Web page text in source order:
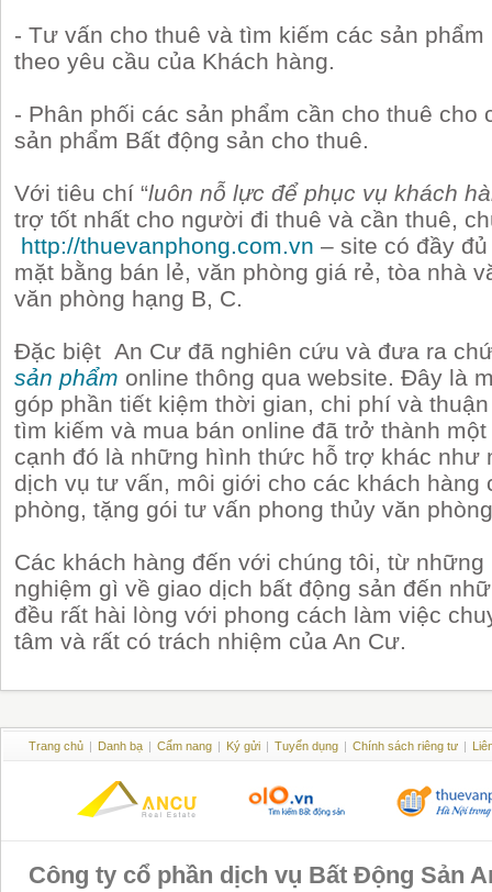
- Tư vấn cho thuê và tìm kiếm các sản
theo yêu cầu của Khách hàng.
- Phân phối các sản phẩm cần cho thuê cho
sản phẩm Bất động sản cho thuê.
Với tiêu chí “luôn nỗ lực để phục vụ khách
trợ tốt nhất cho người đi thuê và cần thuê,
http://thuevanphong.com.vn – site có đầy
mặt bằng bán lẻ, văn phòng giá rẻ, tòa nhà
văn phòng hạng B, C.
Đặc biệt An Cư đã nghiên cứu và đưa ra
sản phẩm online thông qua website. Đây là
góp phần tiết kiệm thời gian, chi phí và
tìm kiếm và mua bán online đã trở thành
cạnh đó là những hình thức hỗ trợ khác như
dịch vụ tư vấn, môi giới cho các khách hàng
phòng, tặng gói tư vấn phong thủy văn
Các khách hàng đến với chúng tôi, từ
nghiệm gì về giao dịch bất động sản đến
đều rất hài lòng với phong cách làm việc
tâm và rất có trách nhiệm của An Cư.
Trang chủ | Danh bạ | Cẩm nang | Ký gửi | Tuyển dụng | Chính sách riêng tư |
Công ty cổ phần dịch vụ Bất Động Sản